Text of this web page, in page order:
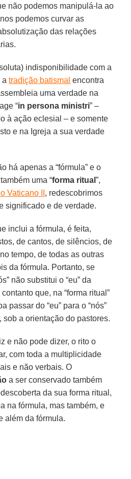
não podemos manipulá-la ao
podemos curvar as
das relações
indisponibilidade com a
atradição batismal encontra
uma verdade na
“in persona ministri” –
à ação eclesial – e somente
e na Igreja a sua verdade
há apenas a “fórmula” e o
uma “forma ritual”,
Vaticano II , redescobrimos
significado e de verdade.
inclui a fórmula, é feita,
de cantos, de silêncios, de
tempo, de todas as outras
da fórmula. Portanto, se
não substitui o “eu” da
contanto que, na “forma ritual”
passar do “eu” para o “nós”
sob a orientação do pastores.
e não pode dizer, o rito o
com toda a multiplicidade
e não verbais. O
a ser conservado também
da sua forma ritual,
na fórmula, mas também, e
além da fórmula.